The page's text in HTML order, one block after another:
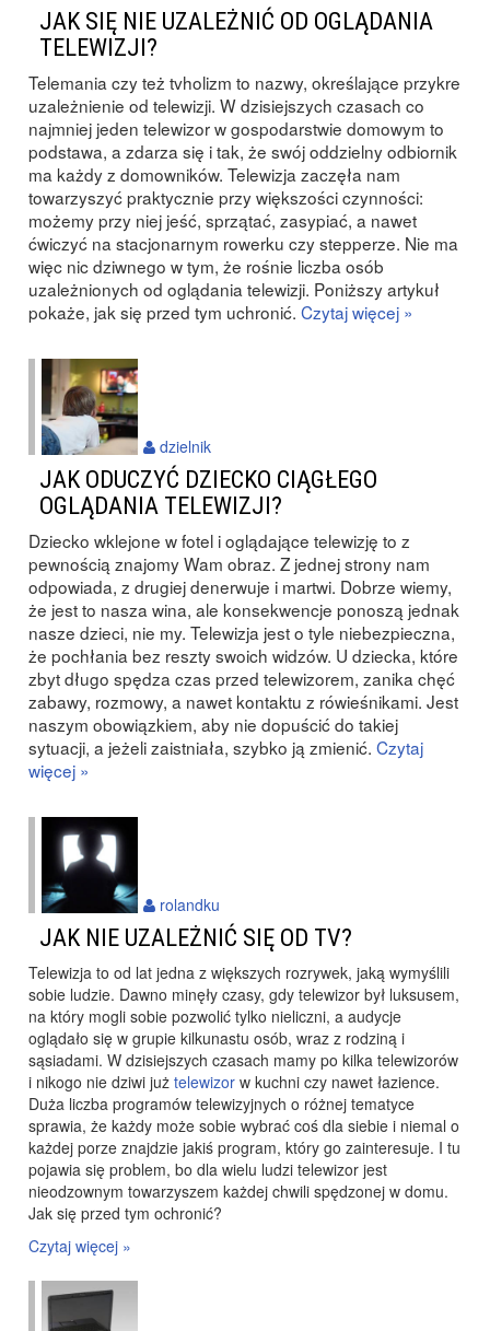
JAK SIĘ NIE UZALEŻNIĆ OD OGLĄDANIA
TELEWIZJI?
Telemania czy też tvholizm to nazwy, określające przykre
uzależnienie od telewizji. W dzisiejszych czasach co
najmniej jeden telewizor w gospodarstwie domowym to
podstawa, a zdarza się i tak, że swój oddzielny odbiornik
ma każdy z domowników. Telewizja zaczęła nam
towarzyszyć praktycznie przy większości czynności:
możemy przy niej jeść, sprzątać, zasypiać, a nawet
ćwiczyć na stacjonarnym rowerku czy stepperze. Nie ma
więc nic dziwnego w tym, że rośnie liczba osób
uzależnionych od oglądania telewizji. Poniższy artykuł
pokaże, jak się przed tym uchronić. Czytaj więcej »
JAK ODUCZYĆ DZIECKO CIĄGŁEGO
OGLĄDANIA TELEWIZJI?
Dziecko wklejone w fotel i oglądające telewizję to z
pewnością znajomy Wam obraz. Z jednej strony nam
odpowiada, z drugiej denerwuje i martwi. Dobrze wiemy,
że jest to nasza wina, ale konsekwencje ponoszą jednak
nasze dzieci, nie my. Telewizja jest o tyle niebezpieczna,
że pochłania bez reszty swoich widzów. U dziecka, które
zbyt długo spędza czas przed telewizorem, zanika chęć
zabawy, rozmowy, a nawet kontaktu z rówieśnikami. Jest
naszym obowiązkiem, aby nie dopuścić do takiej
sytuacji, a jeżeli zaistniała, szybko ją zmienić. Czytaj
więcej »
dzielnik
JAK NIE UZALEŻNIĆ SIĘ OD TV?
Telewizja to od lat jedna z większych rozrywek, jaką wymyślili
sobie ludzie. Dawno minęły czasy, gdy telewizor był luksusem,
na który mogli sobie pozwolić tylko nieliczni, a audycje
oglądało się w grupie kilkunastu osób, wraz z rodziną i
sąsiadami. W dzisiejszych czasach mamy po kilka telewizorów
i nikogo nie dziwi już telewizor w kuchni czy nawet łazience.
Duża liczba programów telewizyjnych o różnej tematyce
sprawia, że każdy może sobie wybrać coś dla siebie i niemal o
każdej porze znajdzie jakiś program, który go zainteresuje. I tu
pojawia się problem, bo dla wielu ludzi telewizor jest
nieodzownym towarzyszem każdej chwili spędzonej w domu.
Jak się przed tym ochronić?
Czytaj więcej »
rolandku